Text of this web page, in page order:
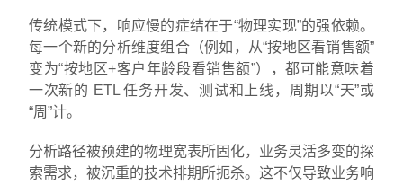
传统模式下，响应慢的症结在于“物理实现”的强依赖。
每一个新的分析维度组合（例如，从“按地区看销售额”
变为“按地区+客户年龄段看销售额”），都可能意味着
一次新的 ETL 任务开发、测试和上线，周期以“天”或
“周”计。
分析路径被预建的物理宽表所固化，业务灵活多变的探
索需求，被沉重的技术排期所扼杀。这不仅导致业务响